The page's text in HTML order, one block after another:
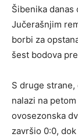
Šibenika danas
Jučerašnjim
borbi za
šest bodova
S druge
nalazi na
ovosezonska
završio 0:0,